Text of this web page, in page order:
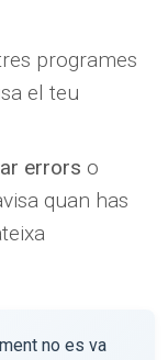
programes
el teu
errors o
quan has
no es va